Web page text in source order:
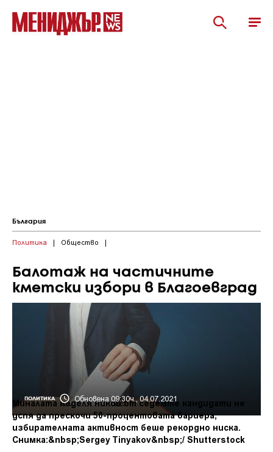
България
Политика | Общество |
Балотаж на частичните
кметски избори в Благоевград
ПОЛИТИКА Обновена 09:30ч., 04.07.2021
Миналата неделя никой от седемте кандидати не
успя да прескочи 50-процентовата бариера,
избирателната активност беше рекордно ниска.
Снимка:&nbsp;Sergey Tinyakov&nbsp;/ Shutterstock